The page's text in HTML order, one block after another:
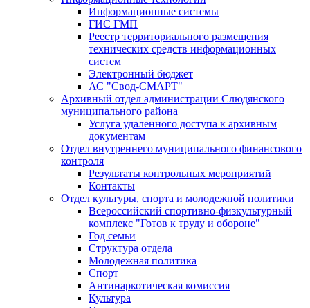
Информационные системы
ГИС ГМП
Реестр территориального размещения
технических средств информационных
систем
Электронный бюджет
АС "Свод-СМАРТ"
Архивный отдел администрации Слюдянского
муниципального района
Услуга удаленного доступа к архивным
документам
Отдел внутреннего муниципального финансового
контроля
Результаты контрольных мероприятий
Контакты
Отдел культуры, спорта и молодежной политики
Всероссийский спортивно-физкультурный
комплекс "Готов к труду и обороне"
Год семьи
Структура отдела
Молодежная политика
Спорт
Антинаркотическая комиссия
Культура